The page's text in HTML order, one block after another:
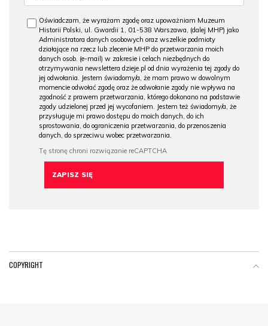
Oświadczam, że wyrażam zgodę oraz upoważniam Muzeum
Historii Polski, ul. Gwardii 1, 01-538 Warszawa, (dalej MHP) jako
Administratora danych osobowych oraz wszelkie podmioty
działające na rzecz lub zlecenie MHP do przetwarzania moich
danych osob. (e-mail) w zakresie i celach niezbędnych do
otrzymywania newslettera dzieje.pl od dnia wyrażenia tej zgody do
jej odwołania. Jestem świadomy/a, że mam prawo w dowolnym
momencie odwołać zgodę oraz że odwołanie zgody nie wpływa na
zgodność z prawem przetwarzania, którego dokonano na podstawie
zgody udzielonej przed jej wycofaniem. Jestem też świadomy/a, że
przysługuje mi prawo dostępu do moich danych, do ich
sprostowania, do ograniczenia przetwarzania, do przenoszenia
danych, do sprzeciwu wobec przetwarzania.
COPYRIGHT